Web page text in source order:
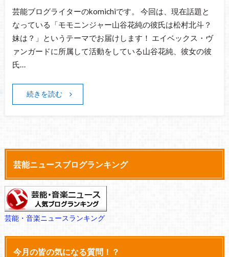
芸能ブログライターのkomichiです。 今回は、現在話題と
なっている「モモニンジャー山谷花純の彼氏は松村北斗？
妹は？」というテーマでお届けします！ エイベックス・ヴ
ァンガードに所属して活動をしている山谷花純、彼女の彼
氏…
続きを読む
芸能ニュースブログランキング
芸能・音楽ニュースランキング
今月の皆の気になる質問！？